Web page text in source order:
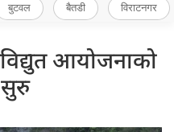
बुटवल बैतडी विराटनगर
आयोजनाको